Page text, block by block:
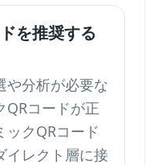
を推奨する
や分析が必要な
QRコードが正
ックQRコード
イレクト層に接